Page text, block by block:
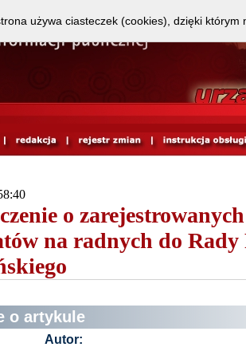
o
na radnych do Rady
o artykule
Autor:
używa ciasteczek (cookies), dzięki którym